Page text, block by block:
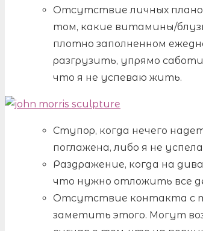
Отсутствие личных
том, какие витамины/
плотно заполненном
разгрузить, упрямо
что я не успеваю жить.
Ступор, когда нечего
поглажена, либо я не
Раздражение, когда на
что нужно отложить все
Отсутствие контакта с
заметить этого. Могут